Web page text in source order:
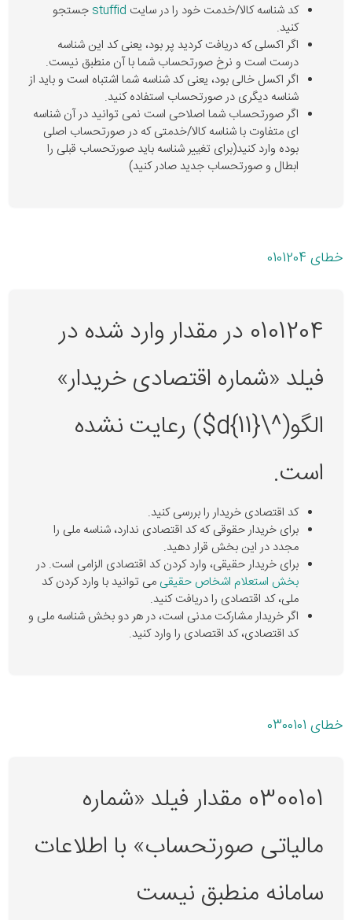
کد شناسه کالا/خدمت خود را در سایت stuffid جستجو
کنید.
اگر اکسلی که دریافت کردید پر بود، یعنی کد این شناسه
درست است و نرخ صورتحساب شما با آن منطبق نیست.
اگر اکسل خالی بود، یعنی کد شناسه شما اشتباه است و باید از
شناسه دیگری در صورتحساب استفاده کنید.
اگر صورتحساب شما اصلاحی است نمی توانید در آن شناسه
ای متفاوت با شناسه کالا/خدمتی که در صورتحساب اصلی
بوده وارد کنید(برای تغییر شناسه باید صورتحساب قبلی را
ابطال و صورتحساب جدید صادر کنید)
خطای 0101204
0101204 در مقدار وارد شده در
فیلد «شماره اقتصادی خریدار»
الگو(^\d{11}$) رعایت نشده
است.
کد اقتصادی خریدار را بررسی کنید.
برای خریدار حقوقی که کد اقتصادی ندارد، شناسه ملی را
مجدد در این بخش قرار دهید.
برای خریدار حقیقی، وارد کردن کد اقتصادی الزامی است. در
بخش استعلام اشخاص حقیقی می توانید با وارد کردن کد
ملی، کد اقتصادی را دریافت کنید.
اگر خریدار مشارکت مدنی است، در هر دو بخش شناسه ملی و
کد اقتصادی، کد اقتصادی را وارد کنید.
خطای 0300101
0300101 مقدار فیلد «شماره
مالیاتی صورتحساب» با اطلاعات
سامانه منطبق نیست